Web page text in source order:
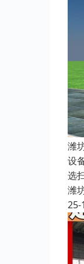
潍
设
选
潍
25-